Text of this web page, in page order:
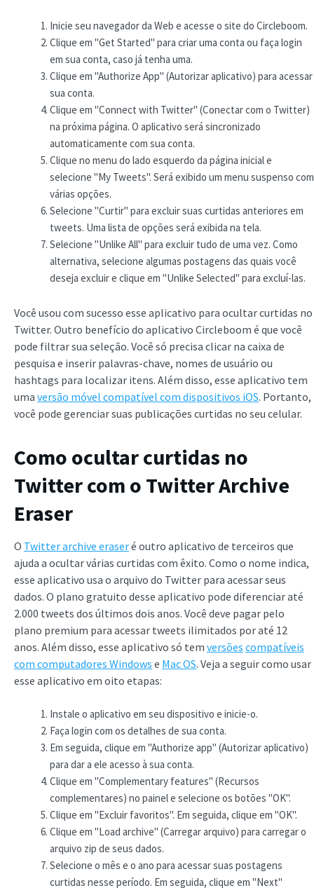
Inicie seu navegador da Web e acesse o site do Circleboom.
Clique em "Get Started" para criar uma conta ou faça login
em sua conta, caso já tenha uma.
Clique em "Authorize App" (Autorizar aplicativo) para acessar
sua conta.
Clique em "Connect with Twitter" (Conectar com o Twitter)
na próxima página. O aplicativo será sincronizado
automaticamente com sua conta.
Clique no menu do lado esquerdo da página inicial e
selecione "My Tweets". Será exibido um menu suspenso com
várias opções.
Selecione "Curtir" para excluir suas curtidas anteriores em
tweets. Uma lista de opções será exibida na tela.
Selecione "Unlike All" para excluir tudo de uma vez. Como
alternativa, selecione algumas postagens das quais você
deseja excluir e clique em "Unlike Selected" para excluí-las.
Você usou com sucesso esse aplicativo para ocultar curtidas no
Twitter. Outro benefício do aplicativo Circleboom é que você
pode filtrar sua seleção. Você só precisa clicar na caixa de
pesquisa e inserir palavras-chave, nomes de usuário ou
hashtags para localizar itens. Além disso, esse aplicativo tem
uma versão móvel compatível com dispositivos iOS. Portanto,
você pode gerenciar suas publicações curtidas no seu celular.
Como ocultar curtidas no
Twitter com o Twitter Archive
Eraser
O Twitter archive eraseré outro aplicativo de terceiros que
ajuda a ocultar várias curtidas com êxito. Como o nome indica,
esse aplicativo usa o arquivo do Twitter para acessar seus
dados. O plano gratuito desse aplicativo pode diferenciar até
2.000 tweets dos últimos dois anos. Você deve pagar pelo
plano premium para acessar tweets ilimitados por até 12
anos. Além disso, esse aplicativo só tem versões compatíveis
com computadores Windows e Mac OS. Veja a seguir como usar
esse aplicativo em oito etapas:
Instale o aplicativo em seu dispositivo e inicie-o.
Faça login com os detalhes de sua conta.
Em seguida, clique em "Authorize app" (Autorizar aplicativo)
para dar a ele acesso à sua conta.
Clique em "Complementary features" (Recursos
complementares) no painel e selecione os botões "OK".
Clique em "Excluir favoritos". Em seguida, clique em "OK".
Clique em "Load archive" (Carregar arquivo) para carregar o
arquivo zip de seus dados.
Selecione o mês e o ano para acessar suas postagens
curtidas nesse período. Em seguida, clique em "Next"